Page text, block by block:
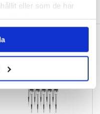
eller som de har
KÖPT